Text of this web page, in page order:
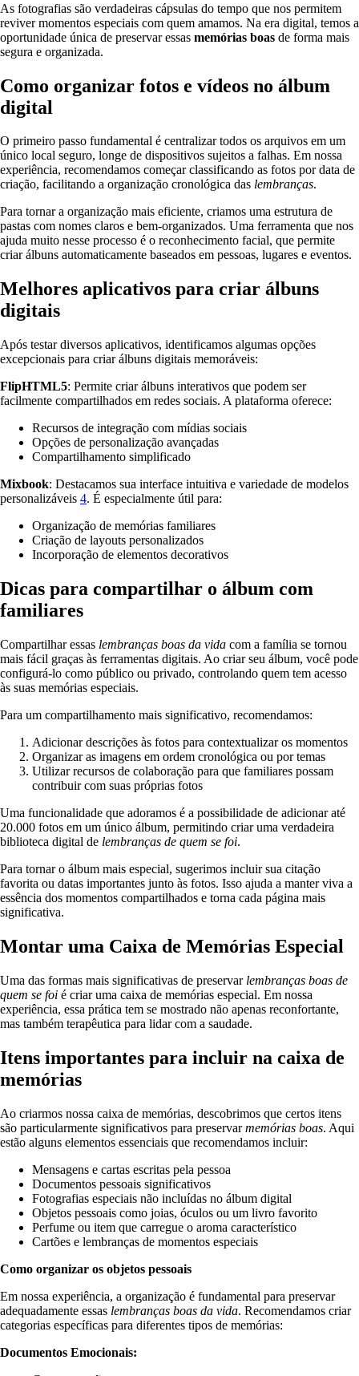
As fotografias são verdadeiras cápsulas do tempo que nos permitem
reviver momentos especiais com quem amamos. Na era digital, temos a
oportunidade única de preservar essas memórias boas de forma mais
segura e organizada.
Como organizar fotos e vídeos no álbum
digital
O primeiro passo fundamental é centralizar todos os arquivos em um
único local seguro, longe de dispositivos sujeitos a falhas. Em nossa
experiência, recomendamos começar classificando as fotos por data de
criação, facilitando a organização cronológica das lembranças.
Para tornar a organização mais eficiente, criamos uma estrutura de
pastas com nomes claros e bem-organizados. Uma ferramenta que nos
ajuda muito nesse processo é o reconhecimento facial, que permite
criar álbuns automaticamente baseados em pessoas, lugares e eventos.
Melhores aplicativos para criar álbuns
digitais
Após testar diversos aplicativos, identificamos algumas opções
excepcionais para criar álbuns digitais memoráveis:
FlipHTML5: Permite criar álbuns interativos que podem ser
facilmente compartilhados em redes sociais. A plataforma oferece:
Recursos de integração com mídias sociais
Opções de personalização avançadas
Compartilhamento simplificado
Mixbook: Destacamos sua interface intuitiva e variedade de modelos
personalizáveis 4. É especialmente útil para:
Organização de memórias familiares
Criação de layouts personalizados
Incorporação de elementos decorativos
Dicas para compartilhar o álbum com
familiares
Compartilhar essas lembranças boas da vida com a família se tornou
mais fácil graças às ferramentas digitais. Ao criar seu álbum, você pode
configurá-lo como público ou privado, controlando quem tem acesso
às suas memórias especiais.
Para um compartilhamento mais significativo, recomendamos:
Adicionar descrições às fotos para contextualizar os momentos
Organizar as imagens em ordem cronológica ou por temas
Utilizar recursos de colaboração para que familiares possam
contribuir com suas próprias fotos
Uma funcionalidade que adoramos é a possibilidade de adicionar até
20.000 fotos em um único álbum, permitindo criar uma verdadeira
biblioteca digital de lembranças de quem se foi.
Para tornar o álbum mais especial, sugerimos incluir sua citação
favorita ou datas importantes junto às fotos. Isso ajuda a manter viva a
essência dos momentos compartilhados e torna cada página mais
significativa.
Montar uma Caixa de Memórias Especial
Uma das formas mais significativas de preservar lembranças boas de
quem se foi é criar uma caixa de memórias especial. Em nossa
experiência, essa prática tem se mostrado não apenas reconfortante,
mas também terapêutica para lidar com a saudade.
Itens importantes para incluir na caixa de
memórias
Ao criarmos nossa caixa de memórias, descobrimos que certos itens
são particularmente significativos para preservarmemórias boas. Aqui
estão alguns elementos essenciais que recomendamos incluir:
Mensagens e cartas escritas pela pessoa
Documentos pessoais significativos
Fotografias especiais não incluídas no álbum digital
Objetos pessoais como joias, óculos ou um livro favorito
Perfume ou item que carregue o aroma característico
Cartões e lembranças de momentos especiais
Como organizar os objetos pessoais
Em nossa experiência, a organização é fundamental para preservar
adequadamente essas lembranças boas da vida. Recomendamos criar
categorias específicas para diferentes tipos de memórias:
Documentos Emocionais: